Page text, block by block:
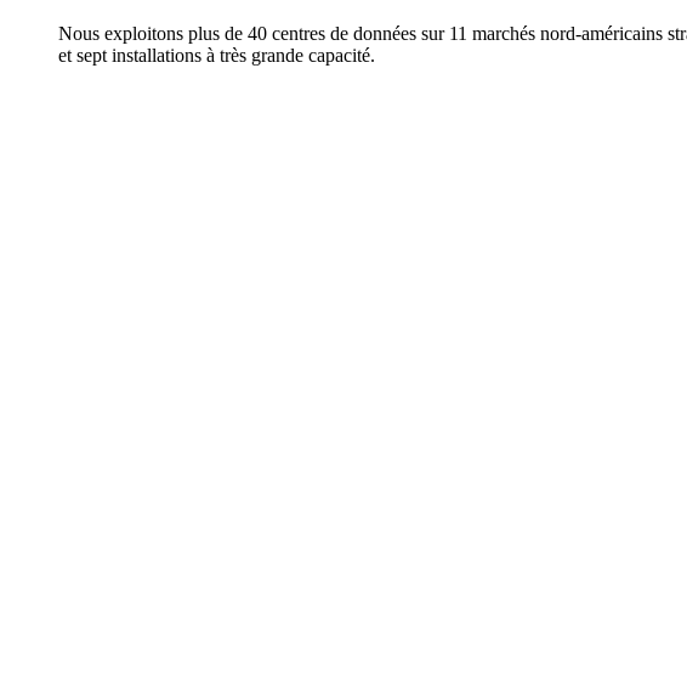
Nous exploitons plus de 40 centres de données sur 11 marchés nord-américains
et sept installations à très grande capacité.